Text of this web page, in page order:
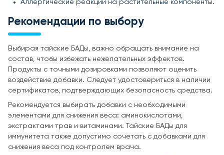
Аллергические реакции на растительные компоненты.
Рекомендации по выбору
Выбирая тайские БАДы, важно обращать внимание на
состав, чтобы избежать нежелательных эффектов.
Продукты с точными дозировками позволяют оценить
воздействие добавки. Следует удостовериться в наличии
сертификатов, подтверждающих безопасность средства.
Рекомендуется выбирать добавки с необходимыми
элементами для снижения веса: аминокислотами,
экстрактами трав и витаминами. Тайские БАДы для
иммунитета также допустимо сочетать с добавками для
снижения веса под контролем врача.